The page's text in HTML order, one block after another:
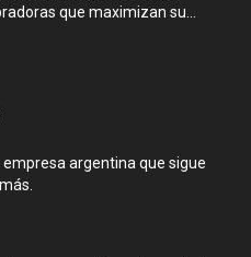
que maximizan su...
argentina que sigue